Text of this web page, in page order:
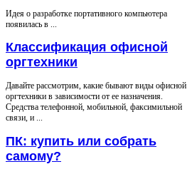
Идея о разработке портативного компьютера
появилась в ...
Классификация офисной
оргтехники
Давайте рассмотрим, какие бывают виды офисной
оргтехники в зависимости от ее назначения.
Средства телефонной, мобильной, факсимильной
связи, и ...
ПК: купить или собрать
самому?